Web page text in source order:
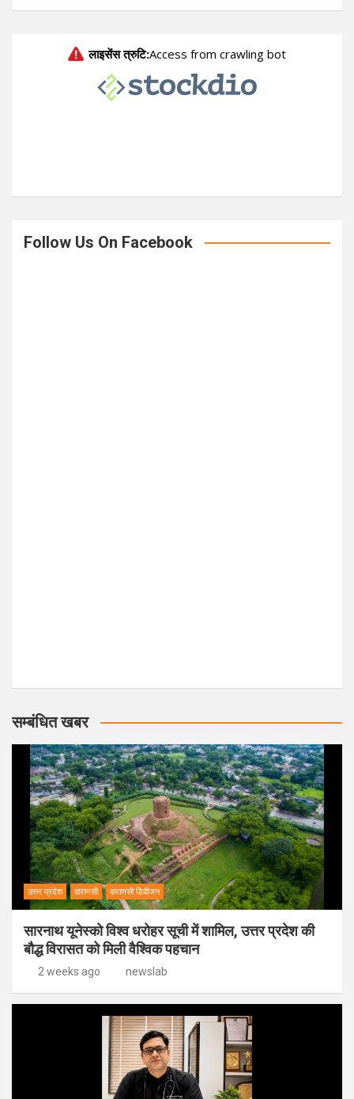
a
Follow Us On Facebook
सम्बंधित खबर
उत्तर प्रदेश वाराणसी वाराणसी डिवीजन
सारनाथ यूनेस्को विश्व धरोहर सूची में शामिल, उत्तर प्रदेश की
बौद्ध विरासत को मिली वैश्विक पहचान
2 weeks ago newslab